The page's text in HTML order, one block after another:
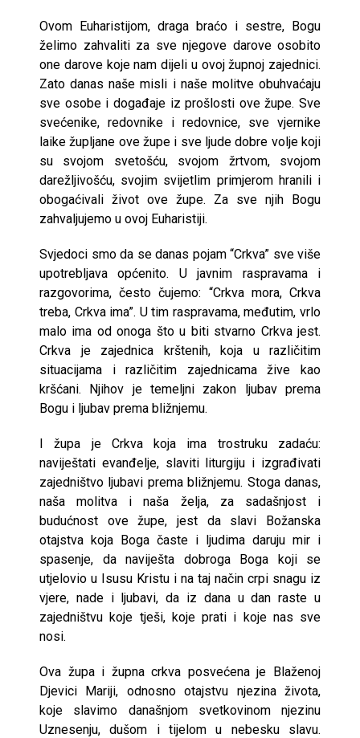
Ovom Euharistijom, draga braćo i sestre, Bogu
želimo zahvaliti za sve njegove darove osobito
one darove koje nam dijeli u ovoj župnoj zajednici.
Zato danas naše misli i naše molitve obuhvaćaju
sve osobe i događaje iz prošlosti ove župe. Sve
svećenike, redovnike i redovnice, sve vjernike
laike župljane ove župe i sve ljude dobre volje koji
su svojom svetošću, svojom žrtvom, svojom
darežljivošću, svojim svijetlim primjerom hranili i
obogaćivali život ove župe. Za sve njih Bogu
zahvaljujemo u ovoj Euharistiji.
Svjedoci smo da se danas pojam “Crkva” sve više
upotrebljava općenito. U javnim raspravama i
razgovorima, često čujemo: “Crkva mora, Crkva
treba, Crkva ima”. U tim raspravama, međutim, vrlo
malo ima od onoga što u biti stvarno Crkva jest.
Crkva je zajednica krštenih, koja u različitim
situacijama i različitim zajednicama žive kao
kršćani. Njihov je temeljni zakon ljubav prema
Bogu i ljubav prema bližnjemu.
I župa je Crkva koja ima trostruku zadaću:
naviještati evanđelje, slaviti liturgiju i izgrađivati
zajedništvo ljubavi prema bližnjemu. Stoga danas,
naša molitva i naša želja, za sadašnjost i
budućnost ove župe, jest da slavi Božanska
otajstva koja Boga časte i ljudima daruju mir i
spasenje, da naviješta dobroga Boga koji se
utjelovio u Isusu Kristu i na taj način crpi snagu iz
vjere, nade i ljubavi, da iz dana u dan raste u
zajedništvu koje tješi, koje prati i koje nas sve
nosi.
Ova župa i župna crkva posvećena je Blaženoj
Djevici Mariji, odnosno otajstvu njezina života,
koje slavimo današnjom svetkovinom njezinu
Uznesenju, dušom i tijelom u nebesku slavu.